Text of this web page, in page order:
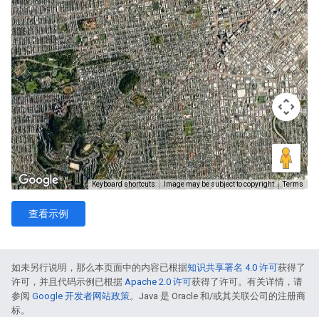
查看示例
如未另行说明，那么本页面中的内容已根据知识共享署名 4.0 许可获得了
许可，并且代码示例已根据 Apache 2.0 许可获得了许可。有关详情，请
参阅 Google 开发者网站政策。Java 是 Oracle 和/或其关联公司的注册商
标。